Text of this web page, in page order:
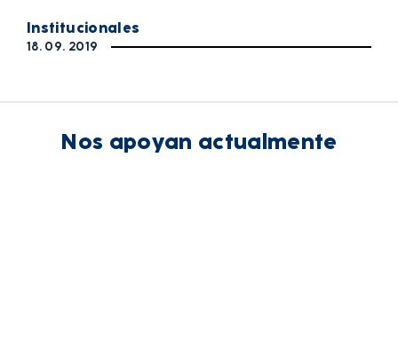
Institucionales
18. 09. 2019
Nos apoyan actualmente